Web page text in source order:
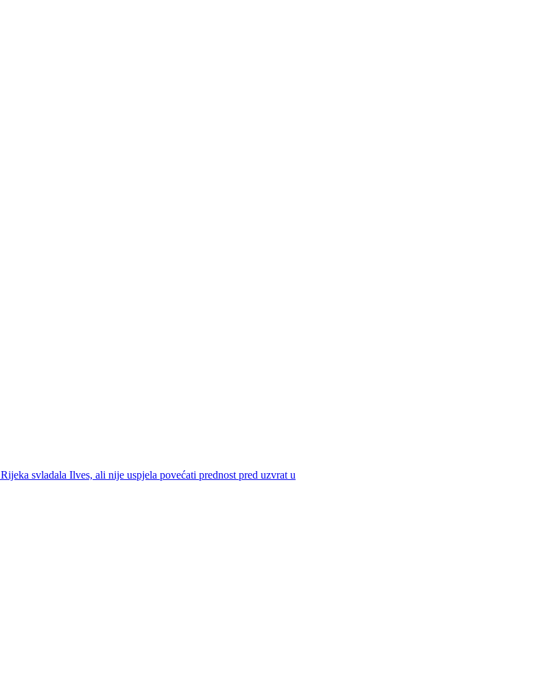
Rijeka svladala Ilves, ali nije uspjela povećati prednost pred uzvrat u